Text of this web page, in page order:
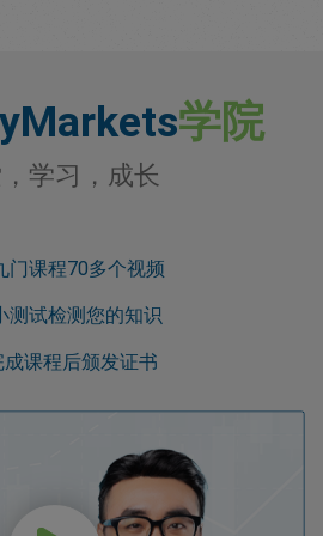
学院
学习，成长
门课程70多个视频
测试检测您的知识
成课程后颁发证书